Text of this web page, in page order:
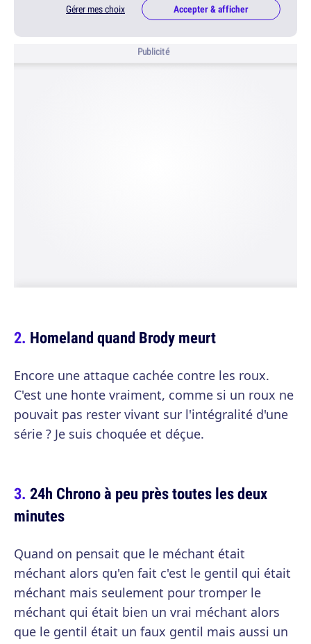
Gérer mes choix Accepter & afficher
Publicité
Homeland quand Brody meurt
Encore une attaque cachée contre les roux.
C'est une honte vraiment, comme si un roux ne
pouvait pas rester vivant sur l'intégralité d'une
série ? Je suis choquée et déçue.
24h Chrono à peu près toutes les deux
minutes
Quand on pensait que le méchant était
méchant alors qu'en fait c'est le gentil qui était
méchant mais seulement pour tromper le
méchant qui était bien un vrai méchant alors
que le gentil était un faux gentil mais aussi un